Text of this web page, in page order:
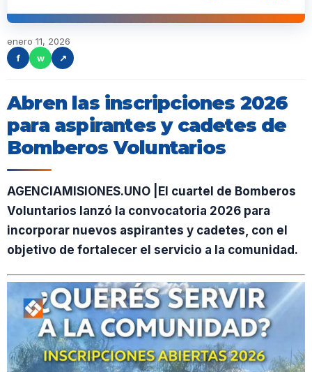
enero 11, 2026
f
w ↗
Abren las inscripciones 2026
para aspirantes y cadetes de
Bomberos Voluntarios
AGENCIAMISIONES.UNO |El cuartel de Bomberos
Voluntarios lanzó la convocatoria 2026 para
incorporar nuevos aspirantes y cadetes, con el
objetivo de fortalecer el servicio a la comunidad.